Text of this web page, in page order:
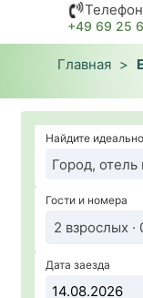
Телефон
+49 69 25
Главная >
Найдите
Гости и номера
2 взрослых ·
Дата заезда